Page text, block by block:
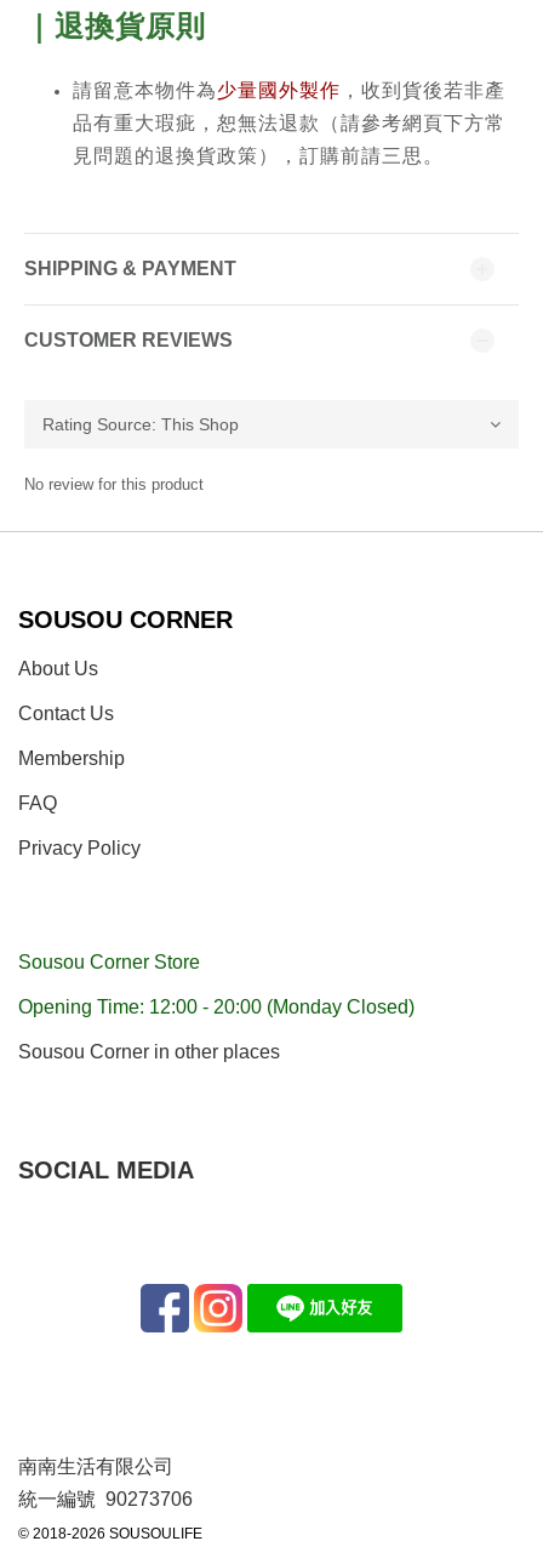
｜退換貨原則
請留意本物件為少量國外製作 ，收到貨後若非產
品有重大瑕疵，恕無法退款（請參考網頁下方常
見問題的退換貨政策），訂購前請三思。
SHIPPING & PAYMENT
CUSTOMER REVIEWS
No review for this product
SOUSOU CORNER
About Us
Contact Us
Membership
FAQ
Privacy Policy
Sousou Corner Store
Opening Time: 12:00 - 20:00 (Monday Closed)
Sousou Corner in other places
SOCIAL MEDIA
南南生活有限公司
統一編號 90273706
© 2018-2026 SOUSOULIFE